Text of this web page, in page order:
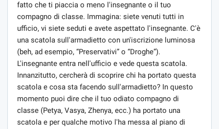
fatto che ti piaccia o meno l'insegnante o il tuo
compagno di classe. Immagina: siete venuti tutti in
ufficio, vi siete seduti e avete aspettato l'insegnante. C'è
una scatola sull'armadietto con un'iscrizione luminosa
(beh, ad esempio, “Preservativi” o “Droghe”).
L'insegnante entra nell'ufficio e vede questa scatola.
Innanzitutto, cercherà di scoprire chi ha portato questa
scatola e cosa sta facendo sull'armadietto? In questo
momento puoi dire che il tuo odiato compagno di
classe (Petya, Vasya, Zhenya, ecc.) ha portato una
scatola e per qualche motivo l'ha messa al piano di